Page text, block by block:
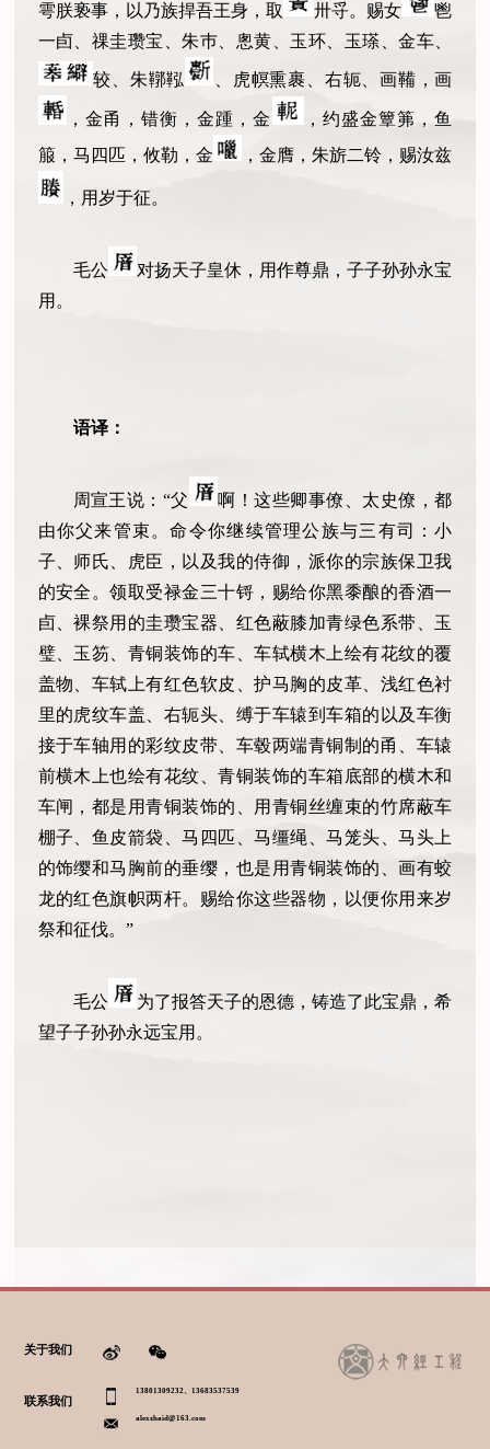
雩朕亵事，以乃族捍吾王身，取 卅寽。赐女
鬯
一卣、祼圭瓒宝、朱巿、悤黄、玉环、玉瑹、金车、
较、朱鞹鞃 、虎幎熏裹、右轭、画鞴，画
，金甬，错衡，金踵，金
，约盛金簟笰，鱼
箙，马四匹，攸勒，金
，金膺，朱旂二铃，赐汝兹
，用岁于征。
毛公
对扬天子皇休，用作尊鼎，子子孙孙永宝
用。
语译：
周宣王说：“父
啊！这些卿事僚、太史僚，都
由你父来管束。命令你继续管理公族与三有司：小
子、师氏、虎臣，以及我的侍御，派你的宗族保卫我
的安全。领取受禄金三十锊，赐给你黑黍酿的香酒一
卣、裸祭用的圭瓒宝器、红色蔽膝加青绿色系带、玉
璧、玉笏、青铜装饰的车、车轼横木上绘有花纹的覆
盖物、车轼上有红色软皮、护马胸的皮革、浅红色衬
里的虎纹车盖、右轭头、缚于车辕到车箱的以及车衡
接于车轴用的彩纹皮带、车毂两端青铜制的甬、车辕
前横木上也绘有花纹、青铜装饰的车箱底部的横木和
车闸，都是用青铜装饰的、用青铜丝缠束的竹席蔽车
棚子、鱼皮箭袋、马四匹、马缰绳、马笼头、马头上
的饰缨和马胸前的垂缨，也是用青铜装饰的、画有蛟
龙的红色旗帜两杆。赐给你这些器物，以便你用来岁
祭和征伐。”
毛公
为了报答天子的恩德，铸造了此宝鼎，希
望子子孙孙永远宝用。
关于我们
联系我们
13801309232、13683537539
alexzhaid@163.com